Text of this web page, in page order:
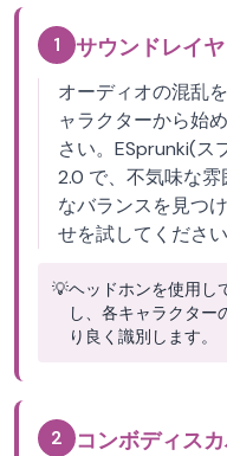
1 サウンドレイ
オーディオの混乱
ャラクターから始
さい。ESprunki(
2.0 で、不気味な
なバランスを見つ
せを試してください
💡ヘッドホンを使用し
し、各キャラクター
り良く識別します。
2 コンボディス